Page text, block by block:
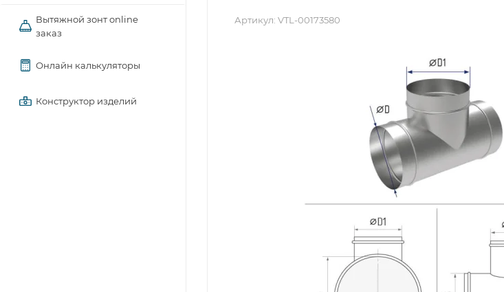
Вытяжной зонт online
заказ
Онлайн калькуляторы
Конструктор изделий
Артикул: VTL-00173580